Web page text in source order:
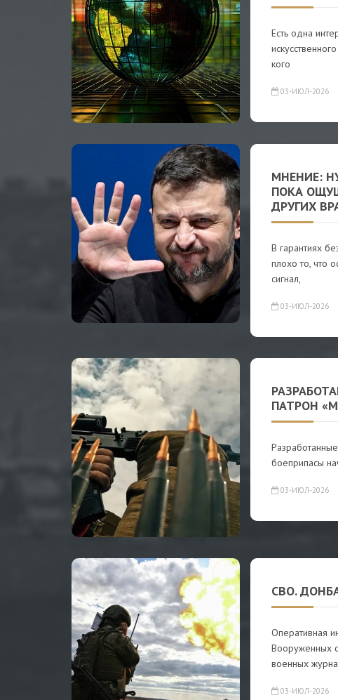
Есть одна
кого
03-ИЮЛ-2026
МНЕНИЕ:
ПОКА
ДРУГИХ
В гарантиях
плохо то, что
сигнал,
03-ИЮЛ-2026
ПАТРОН
боеприпасы
03-ИЮЛ-2026
СВО.
Оперативная
Вооруженных
военных
03-ИЮЛ-2026